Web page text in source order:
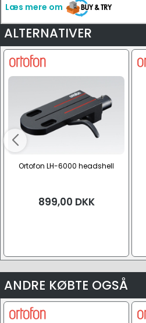
Læs mere om
ALTERNATIVER
Ortofon LH-6000 headshell
899,00 DKK
ANDRE KØBTE OGSÅ